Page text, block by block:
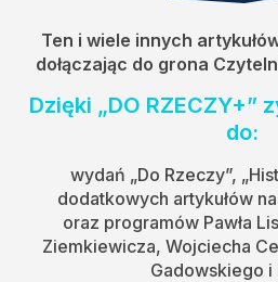
Ten i wiele innych
dołączając do grona
Dzięki „DO RZECZY+”
do:
wydań „Do Rzeczy”,
dodatkowych artykułów
oraz programów Pawła
Ziemkiewicza, Wojciecha
Gadowskiego i